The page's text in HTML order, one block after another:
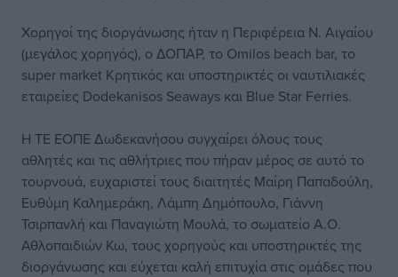
Χορηγοί της διοργάνωσης ήταν η Περιφέρεια Ν. Αιγαίου
(μεγάλος χορηγός), ο ΔΟΠΑΡ, το Omilos beach bar, το
super market Κρητικός και υποστηρικτές οι ναυτιλιακές
εταιρείες Dodekanisos Seaways και Blue Star Ferries.
Η ΤΕ ΕΟΠΕ Δωδεκανήσου συγχαίρει όλους τους
αθλητές και τις αθλήτριες που πήραν μέρος σε αυτό το
τουρνουά, ευχαριστεί τους διαιτητές Μαίρη Παπαδούλη,
Ευθύμη Καλημεράκη, Λάμπη Δημόπουλο, Γιάννη
Τσιρπανλή και Παναγιώτη Μουλά, το σωματείο Α.Ο.
Αθλοπαιδιών Κω, τους χορηγούς και υποστηρικτές της
διοργάνωσης και εύχεται καλή επιτυχία στις ομάδες που